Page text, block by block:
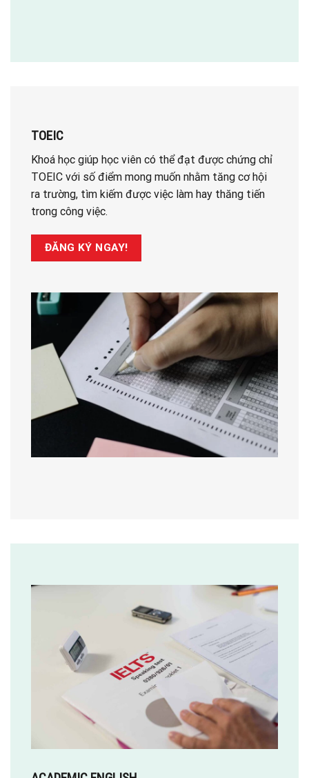
TOEIC
Khoá học giúp học viên có thể đạt được chứng chỉ
TOEIC với số điểm mong muốn nhằm tăng cơ hội
ra trường, tìm kiếm được việc làm hay thăng tiến
trong công việc.
ĐĂNG KÝ NGAY!